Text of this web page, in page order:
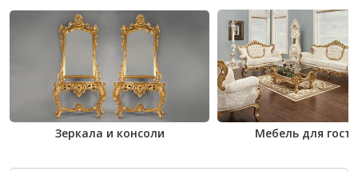
Зеркала и консоли Мебель для